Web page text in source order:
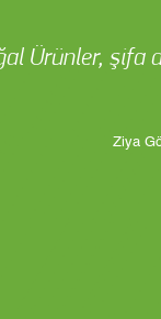
Ürünler, şifa
Ziya